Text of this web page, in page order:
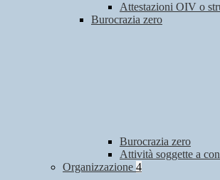
Attestazioni OIV o
Burocrazia zero
Burocrazia zero
Attività soggette a
Organizzazione 4